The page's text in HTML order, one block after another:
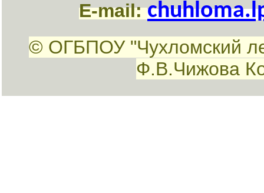
E-mail:
© ОГБПОУ "Чухломский
Ф.В.Чижова